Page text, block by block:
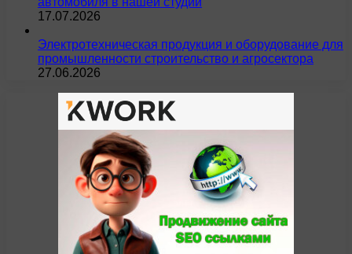
17.07.2026
Электротехническая продукция и оборудование для
промышленности строительство и агросектора
27.06.2026